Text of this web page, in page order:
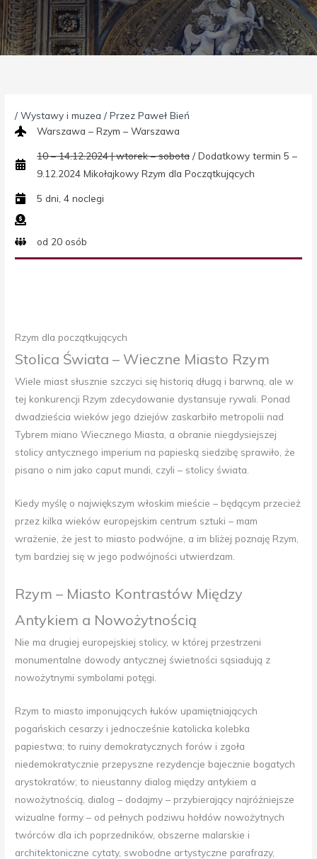
/Wystawy i muzea / PrzezPaweł Bień
Warszawa – Rzym – Warszawa
10 – 14.12.2024 | wtorek – sobota / Dodatkowy termin 5 –
9.12.2024 Mikołajkowy Rzym dla Początkujących
5 dni, 4 noclegi
od 20 osób
Rzym dla początkujących
Stolica Świata – Wieczne Miasto Rzym
Wiele miast słusznie szczyci się historią długą i barwną, ale w
tej konkurencji Rzym zdecydowanie dystansuje rywali. Ponad
dwadzieścia wieków jego dziejów zaskarbiło metropolii nad
Tybrem miano Wiecznego Miasta, a obranie niegdysiejszej
stolicy antycznego imperium na papieską siedzibę sprawiło, że
pisano o nim jako caput mundi, czyli – stolicy świata.
Kiedy myślę o największym włoskim mieście – będącym przecież
przez kilka wieków europejskim centrum sztuki – mam
wrażenie, że jest to miasto podwójne, a im bliżej poznaję Rzym,
tym bardziej się w jego podwójności utwierdzam.
Rzym – Miasto Kontrastów Między
Antykiem a Nowożytnością
Nie ma drugiej europejskiej stolicy, w której przestrzeni
monumentalne dowody antycznej świetności sąsiadują z
nowożytnymi symbolami potęgi.
Rzym to miasto imponujących łuków upamiętniających
pogańskich cesarzy i jednocześnie katolicka kolebka
papiestwa; to ruiny demokratycznych forów i zgoła
niedemokratycznie przepyszne rezydencje bajecznie bogatych
arystokratów; to nieustanny dialog między antykiem a
nowożytnością, dialog – dodajmy – przybierający najróżniejsze
wizualne formy – od pełnych podziwu hołdów nowożytnych
twórców dla ich poprzedników, obszerne malarskie i
architektoniczne cytaty, swobodne artystyczne parafrazy,